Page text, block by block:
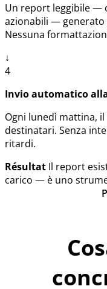
Un report leggibile —
azionabili — generato
Nessuna
↓
4
Invio automatico
Ogni lunedì mattina,
destinatari. Senza
ritardi.
Résultat Il report
carico — è uno